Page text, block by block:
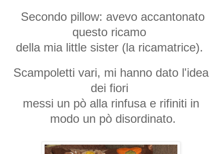
Secondo pillow: avevo accantonato
questo ricamo
della mia little sister (la ricamatrice).
Scampoletti vari, mi hanno dato l'idea
dei fiori
messi un pò alla rinfusa e rifiniti in
modo un pò disordinato.